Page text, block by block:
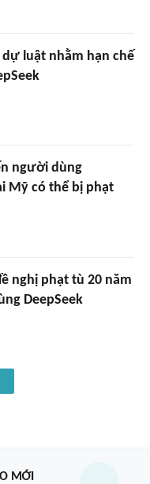
dự luật nhằm hạn chế
người dùng
Mỹ có thể bị phạt
nghị phạt tù 20 năm
DeepSeek
MỚI